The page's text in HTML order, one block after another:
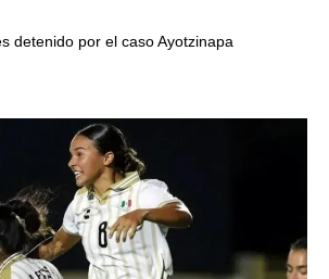
detenido por el caso Ayotzinapa